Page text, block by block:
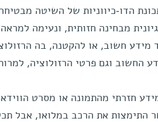
הדו-כיווניות של השיטה
מבחינה חזותית, ונעימה
מידע חשוב, או להקטנה, בה
החשוב וגם פרטי הרזולוציה,
חזרתי מהתמונה או מסרט
התימצות את הרכב במלואו, אבל